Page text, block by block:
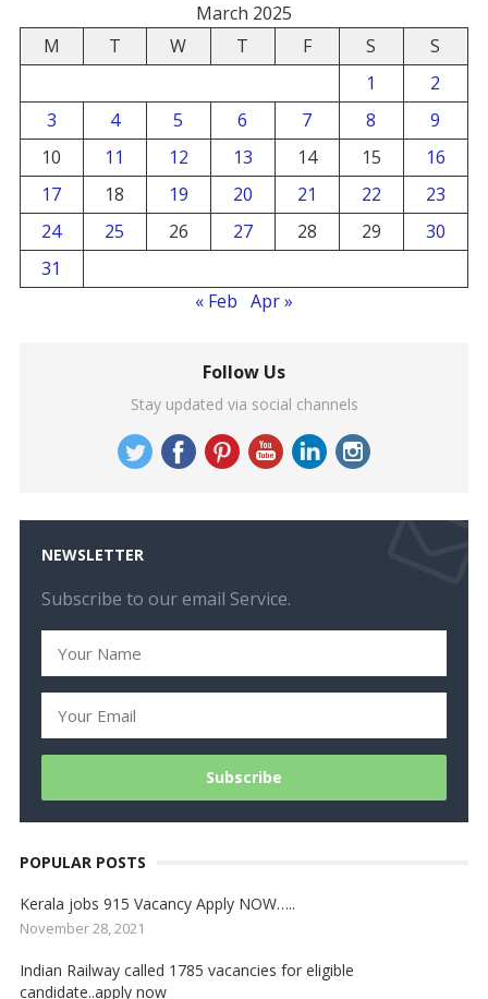
March 2025
M
T W T F S
S
1
2
3
4 5 6 7 8
9
10
11 12 13 14 15
16
17
18 19 20 21 22
23
24
25 26 27 28 29
30
31
« Feb Apr »
Follow Us
Stay updated via social channels
NEWSLETTER
Subscribe to our email Service.
POPULAR POSTS
Kerala jobs 915 Vacancy Apply NOW…..
November 28, 2021
Indian Railway called 1785 vacancies for eligible
candidate..apply now